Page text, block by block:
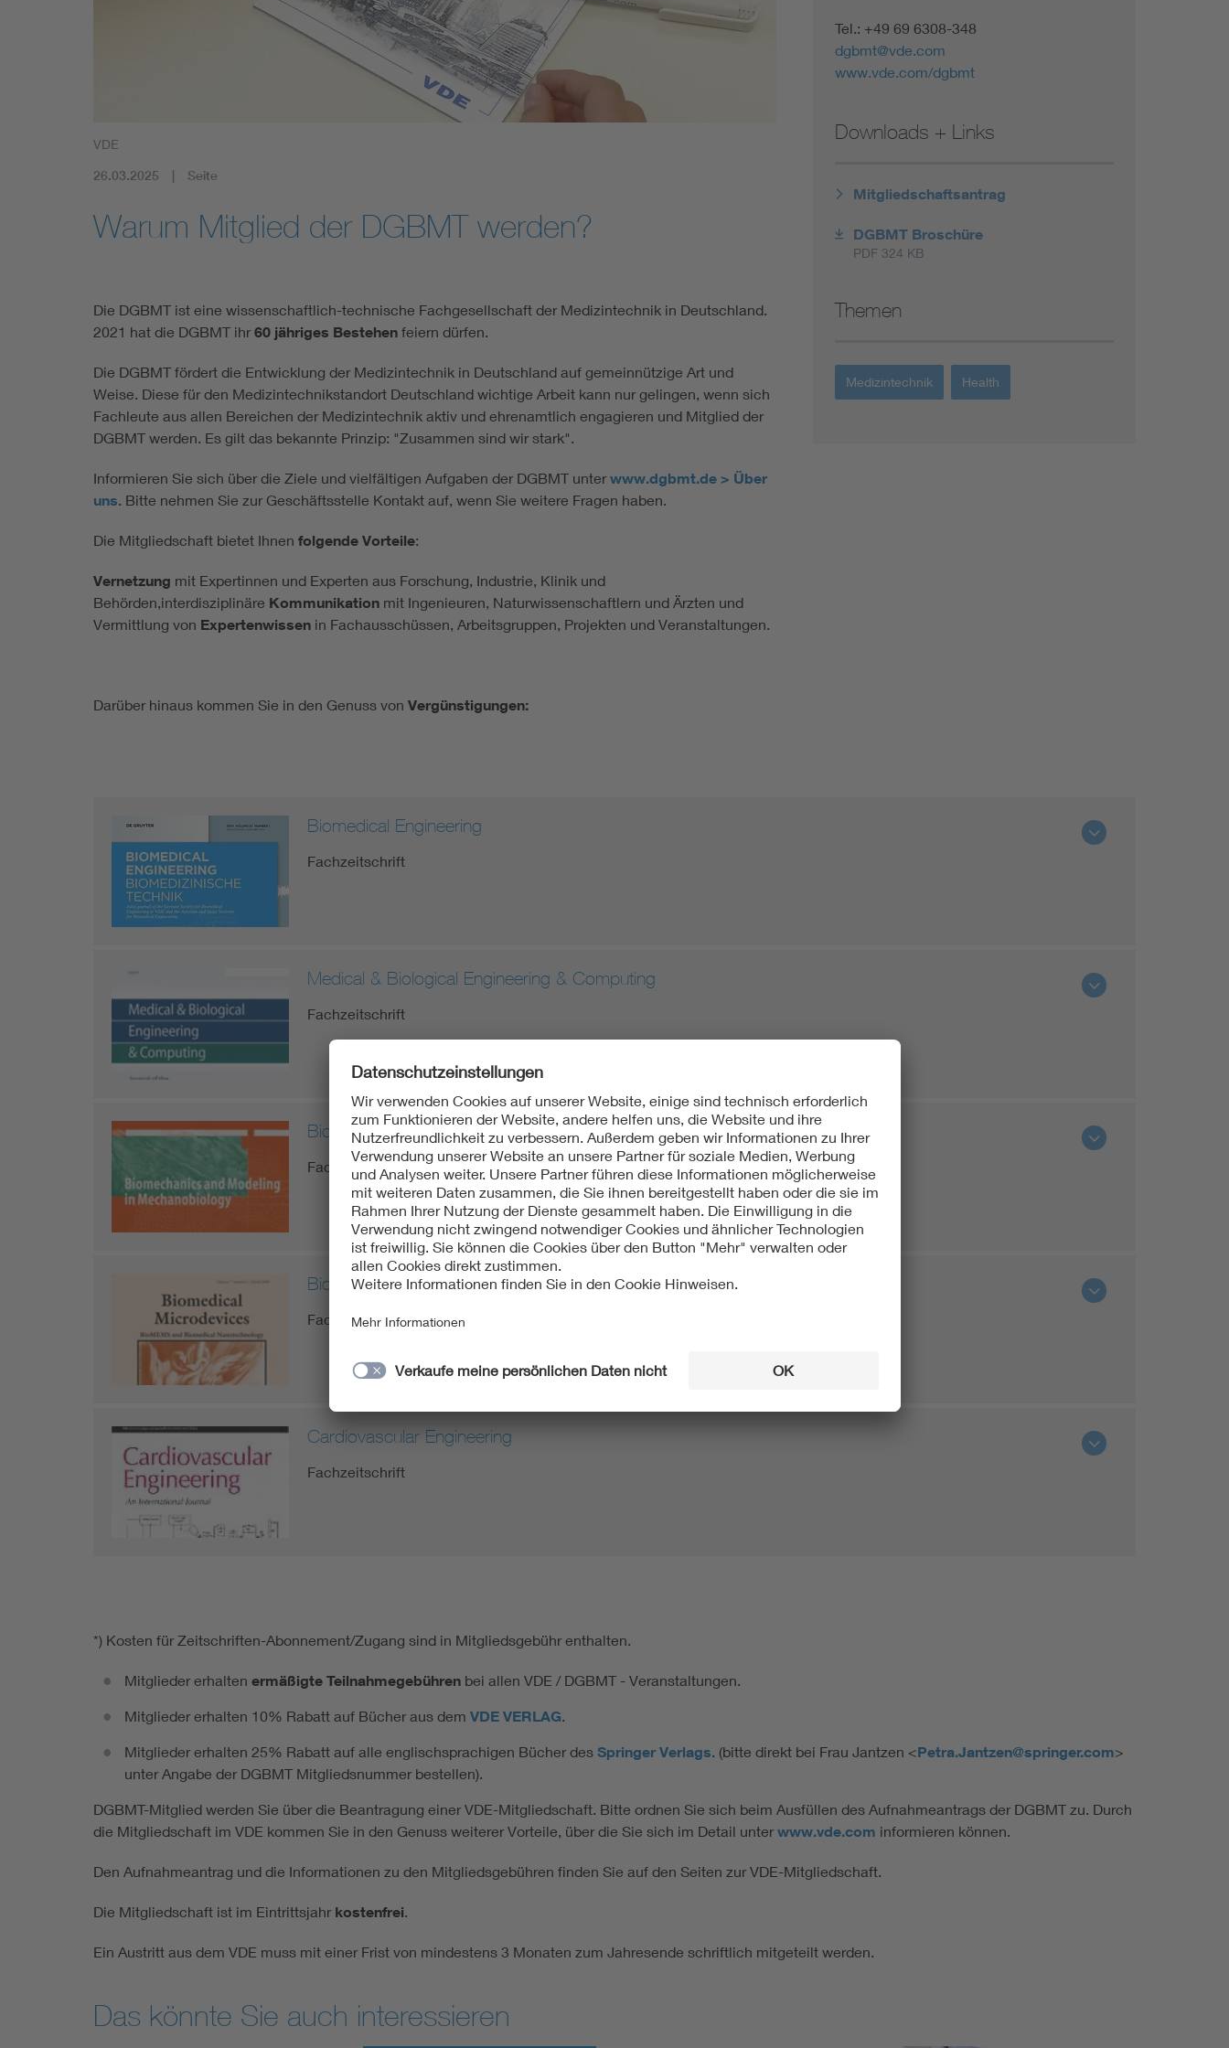
VDE
26.03.2025 Seite
Warum Mitglied der DGBMT werden?
Die DGBMT ist eine wissenschaftlich-technische Fachgesellschaft der Medizintechnik in Deutschland.
2021 hat die DGBMT ihr60 jähriges Bestehen feiern dürfen.
Die DGBMT fördert die Entwicklung der Medizintechnik in Deutschland auf gemeinnützige Art und
Weise. Diese für den Medizintechnikstandort Deutschland wichtige Arbeit kann nur gelingen, wenn sich
Fachleute aus allen Bereichen der Medizintechnik aktiv und ehrenamtlich engagieren und Mitglied der
DGBMT werden. Es gilt das bekannte Prinzip: "Zusammen sind wir stark".
Informieren Sie sich über die Ziele und vielfältigen Aufgaben der DGBMT unterwww.dgbmt.de > Über
uns. Bitte nehmen Sie zur Geschäftsstelle Kontakt auf, wenn Sie weitere Fragen haben.
Die Mitgliedschaft bietet Ihnen folgende Vorteile:
Vernetzung mit Expertinnen und Experten aus Forschung, Industrie, Klinik und
Behörden,interdisziplinäre Kommunikation mit Ingenieuren, Naturwissenschaftlern und Ärzten und
Vermittlung von Expertenwissen in Fachausschüssen, Arbeitsgruppen, Projekten und Veranstaltungen.
Darüber hinaus kommen Sie in den Genuss von Vergünstigungen:
Tel.: +49 69 6308-348
dgbmt@vde.com
www.vde.com/dgbmt
Downloads + Links
Mitgliedschaftsantrag
DGBMT Broschüre
PDF 324 KB
Themen
Medizintechnik Health
Biomedical Engineering
Fachzeitschrift
Medical & Biological Engineering & Computing
Fachzeitschrift
Biomechanics and Modeling in Mechanobiology
Fachzeitschrift
Biomedical Microdevices
Fachzeitschrift
Cardiovascular Engineering
Fachzeitschrift
*) Kosten für Zeitschriften-Abonnement/Zugang sind in Mitgliedsgebühr enthalten.
Mitglieder erhalten ermäßigte Teilnahmegebühren bei allen VDE / DGBMT - Veranstaltungen.
Mitglieder erhalten 10% Rabatt auf Bücher aus dem VDE VERLAG.
Mitglieder erhalten 25% Rabatt auf alle englischsprachigen Bücher des Springer Verlags. (bitte direkt bei Frau Jantzen <Petra.Jantzen@springer.com>
unter Angabe der DGBMT Mitgliedsnummer bestellen).
DGBMT-Mitglied werden Sie über die Beantragung einer VDE-Mitgliedschaft. Bitte ordnen Sie sich beim Ausfüllen des Aufnahmeantrags der DGBMT zu. Durch
die Mitgliedschaft im VDE kommen Sie in den Genuss weiterer Vorteile, über die Sie sich im Detail unterwww.vde.com informieren können.
Den Aufnahmeantrag und die Informationen zu den Mitgliedsgebühren finden Sie auf den Seiten zur VDE-Mitgliedschaft.
Die Mitgliedschaft ist im Eintrittsjahr kostenfrei.
Ein Austritt aus dem VDE muss mit einer Frist von mindestens 3 Monaten zum Jahresende schriftlich mitgeteilt werden.
Das könnte Sie auch interessieren